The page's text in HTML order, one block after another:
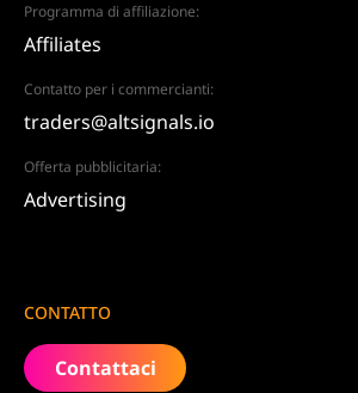
Programma di affiliazione:
Affiliates
Contatto per i commercianti:
traders@altsignals.io
Offerta pubblicitaria:
Advertising
CONTATTO
Contattaci